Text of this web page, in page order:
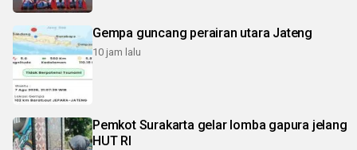
Gempa guncang perairan utara Jateng
10 jam lalu
Pemkot Surakarta gelar lomba gapura jelang
HUT RI